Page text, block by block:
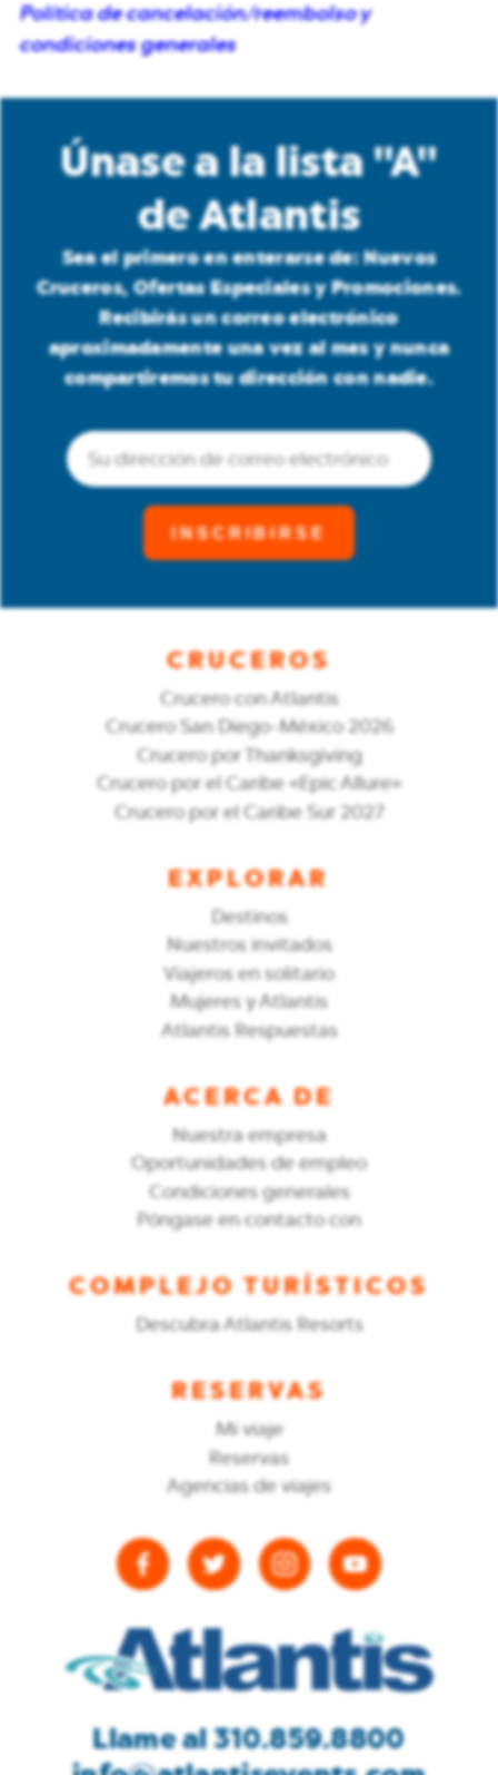
Política de cancelación/reembolso y
condiciones generales
Únase a la lista "A"
de Atlantis
Sea el primero en enterarse de: Nuevos
Cruceros, Ofertas Especiales y Promociones.
Recibirás un correo electrónico
aproximadamente una vez al mes y nunca
compartiremos tu dirección con nadie.
Correo
electrónico(Obligatorio)
CRUCEROS
Crucero con Atlantis
Crucero San Diego-México 2026
Crucero por Thanksgiving
Crucero por el Caribe «Epic Allure»
Crucero por el Caribe Sur 2027
EXPLORAR
Destinos
Nuestros invitados
Viajeros en solitario
Mujeres y Atlantis
Atlantis Respuestas
ACERCA DE
Nuestra empresa
Oportunidades de empleo
Condiciones generales
Póngase en contacto con
COMPLEJO TURÍSTICOS
Descubra Atlantis Resorts
RESERVAS
Mi viaje
Reservas
Agencias de viajes
Llame al 310.859.8800